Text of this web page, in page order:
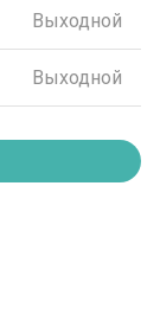
Выходной
Выходной